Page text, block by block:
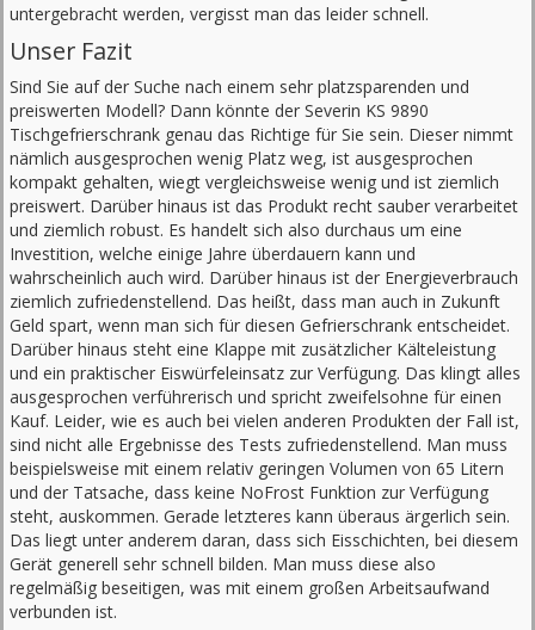
untergebracht werden, vergisst man das leider schnell.
Unser Fazit
Sind Sie auf der Suche nach einem sehr platzsparenden und
preiswerten Modell? Dann könnte der Severin KS 9890
Tischgefrierschrank genau das Richtige für Sie sein. Dieser nimmt
nämlich ausgesprochen wenig Platz weg, ist ausgesprochen
kompakt gehalten, wiegt vergleichsweise wenig und ist ziemlich
preiswert. Darüber hinaus ist das Produkt recht sauber verarbeitet
und ziemlich robust. Es handelt sich also durchaus um eine
Investition, welche einige Jahre überdauern kann und
wahrscheinlich auch wird. Darüber hinaus ist der Energieverbrauch
ziemlich zufriedenstellend. Das heißt, dass man auch in Zukunft
Geld spart, wenn man sich für diesen Gefrierschrank entscheidet.
Darüber hinaus steht eine Klappe mit zusätzlicher Kälteleistung
und ein praktischer Eiswürfeleinsatz zur Verfügung. Das klingt alles
ausgesprochen verführerisch und spricht zweifelsohne für einen
Kauf. Leider, wie es auch bei vielen anderen Produkten der Fall ist,
sind nicht alle Ergebnisse des Tests zufriedenstellend. Man muss
beispielsweise mit einem relativ geringen Volumen von 65 Litern
und der Tatsache, dass keine NoFrost Funktion zur Verfügung
steht, auskommen. Gerade letzteres kann überaus ärgerlich sein.
Das liegt unter anderem daran, dass sich Eisschichten, bei diesem
Gerät generell sehr schnell bilden. Man muss diese also
regelmäßig beseitigen, was mit einem großen Arbeitsaufwand
verbunden ist.